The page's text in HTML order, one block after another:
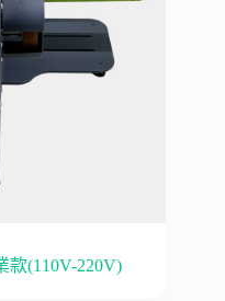
款(110V-220V)